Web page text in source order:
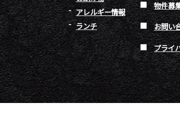
アレルギー情報
ランチ
物件募
お問い
プライ